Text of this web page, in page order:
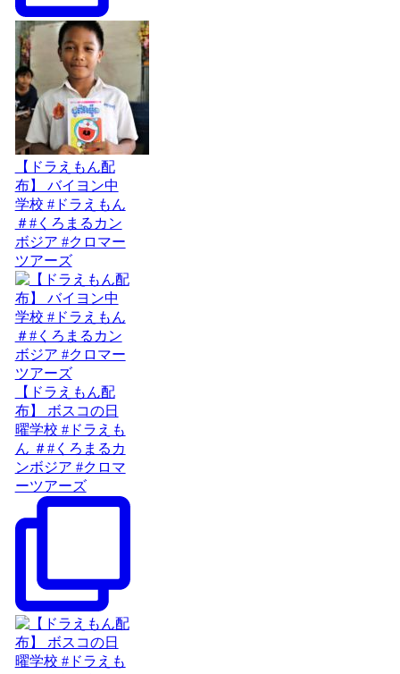
【ドラえもん配
布】 バイヨン中
学校 #ドラえもん
＃#くろまるカン
ボジア #クロマー
ツアーズ
【ドラえもん配
布】 ボスコの日
曜学校 #ドラえも
ん ＃#くろまるカ
ンボジア #クロマ
ーツアーズ